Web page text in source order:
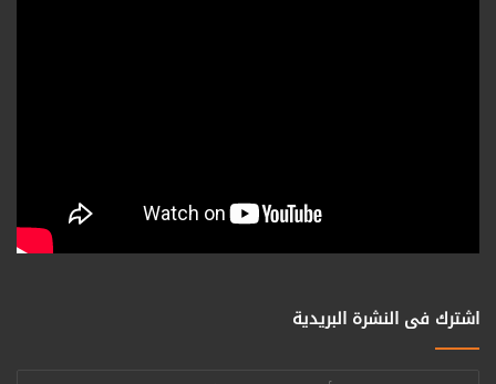
اشترك فى النشرة البريدية